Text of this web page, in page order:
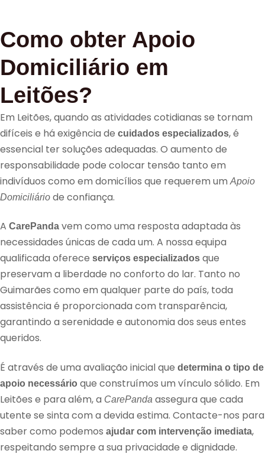
Como obter Apoio
Domiciliário em
Leitões?
Em Leitões, quando as atividades cotidianas se tornam
difíceis e há exigência de cuidados especializados, é
essencial ter soluções adequadas. O aumento de
responsabilidade pode colocar tensão tanto em
indivíduos como em domicílios que requerem umApoio
Domiciliário de confiança.
A CarePanda vem como uma resposta adaptada às
necessidades únicas de cada um. A nossa equipa
qualificada oferece serviços especializados que
preservam a liberdade no conforto do lar. Tanto no
Guimarães como em qualquer parte do país, toda
assistência é proporcionada com transparência,
garantindo a serenidade e autonomia dos seus entes
queridos.
É através de uma avaliação inicial que determina o tipo de
apoio necessário que construímos um vínculo sólido. Em
Leitões e para além, a CarePanda assegura que cada
utente se sinta com a devida estima. Contacte-nos para
saber como podemos ajudar com intervenção imediata,
respeitando sempre a sua privacidade e dignidade.